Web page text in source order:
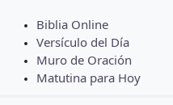
Biblia Online
Versículo del Día
Muro de Oración
Matutina para Hoy